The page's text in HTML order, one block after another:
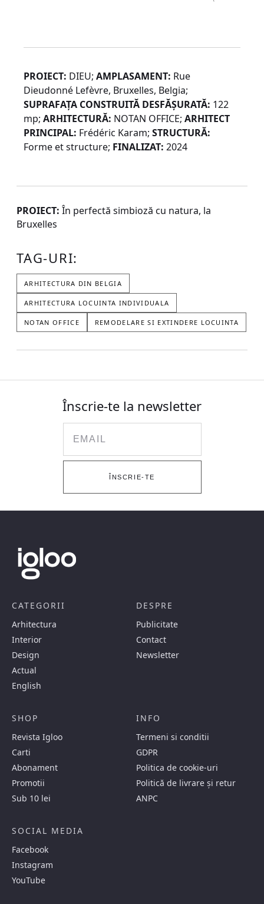
PROIECT: DIEU; AMPLASAMENT: Rue
Dieudonné Lefèvre, Bruxelles, Belgia;
SUPRAFAȚA CONSTRUITĂ DESFĂȘURATĂ: 122
mp; ARHITECTURĂ: NOTAN OFFICE; ARHITECT
PRINCIPAL: Frédéric Karam; STRUCTURĂ:
Forme et structure; FINALIZAT: 2024
PROIECT: În perfectă simbioză cu natura, la
Bruxelles
TAG-URI:
ARHITECTURA DIN BELGIA
ARHITECTURA LOCUINTA INDIVIDUALA
NOTAN OFFICE REMODELARE SI EXTINDERE LOCUINTA
Înscrie-te la newsletter
ÎNSCRIE-TE
CATEGORII
Arhitectura
Interior
Design
Actual
English
DESPRE
Publicitate
Contact
Newsletter
SHOP
Revista Igloo
Carti
Abonament
Promotii
Sub 10 lei
INFO
Termeni si conditii
GDPR
Politica de cookie-uri
Politică de livrare și retur
ANPC
SOCIAL MEDIA
Facebook
Instagram
YouTube